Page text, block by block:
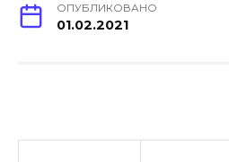
ОПУБЛИКОВАНО
01.02.2021